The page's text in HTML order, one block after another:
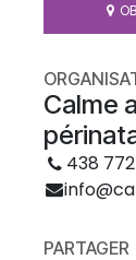
Calme
438
PARTAGER